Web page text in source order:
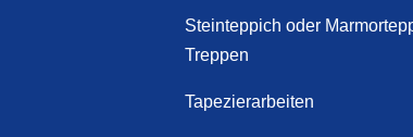
Steinteppich oder
Treppen
Tapezierarbeiten